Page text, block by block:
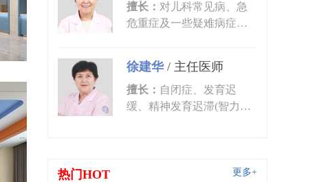
擅长： 对儿科常见病、急
危重症及一些疑难病症的
徐建华/ 主任医师
擅长： 自闭症、发育迟
缓、精神发育迟滞(智力低
更多+
热门HOT